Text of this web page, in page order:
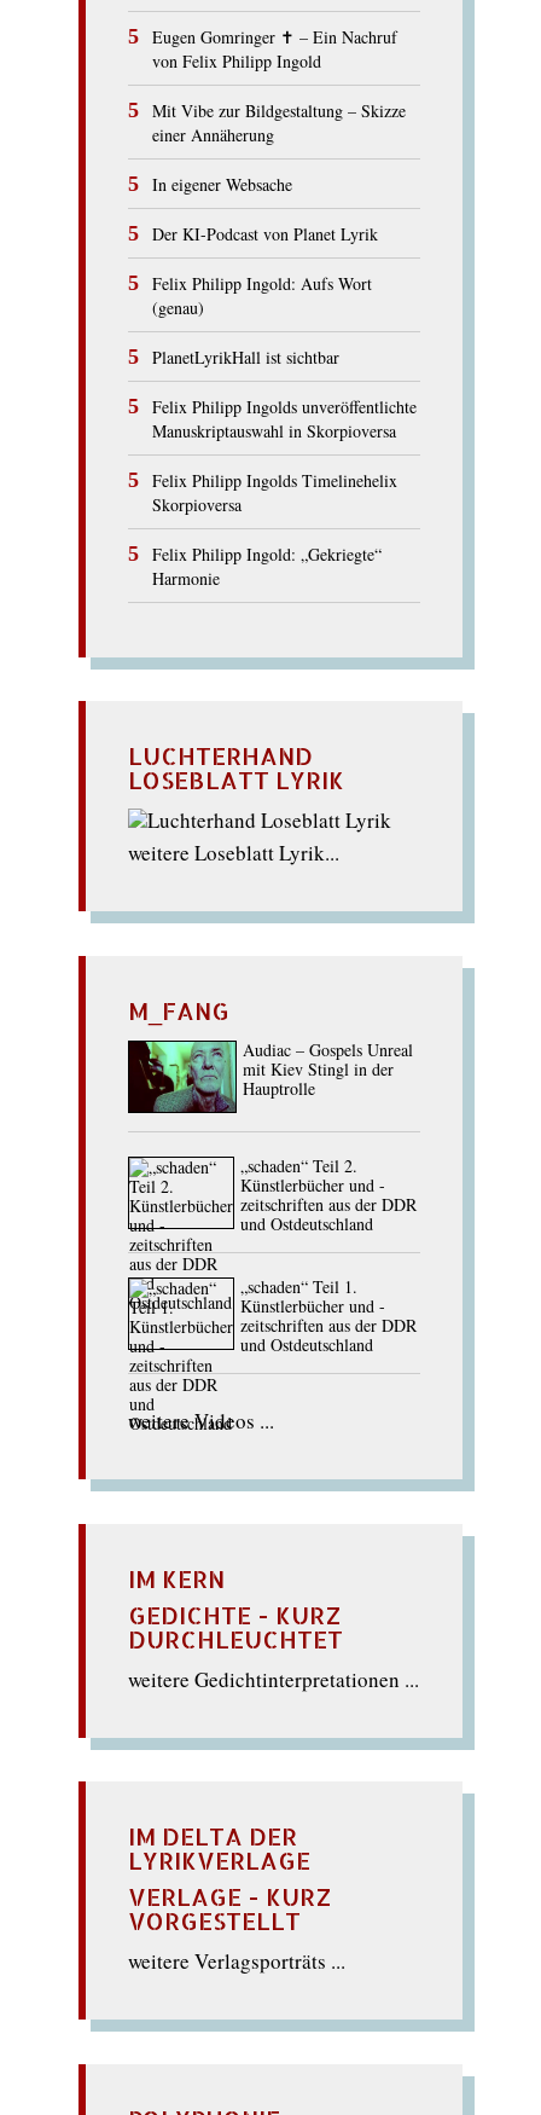
Eugen Gomringer ✝︎ – Ein Nachruf
von Felix Philipp Ingold
Mit Vibe zur Bildgestaltung – Skizze
einer Annäherung
In eigener Websache
Der KI-Podcast von Planet Lyrik
Felix Philipp Ingold: Aufs Wort
(genau)
PlanetLyrikHall ist sichtbar
Felix Philipp Ingolds unveröffentlichte
Manuskriptauswahl in Skorpioversa
Felix Philipp Ingolds Timelinehelix
Skorpioversa
Felix Philipp Ingold: „Gekriegte“
Harmonie
LUCHTERHAND
LOSEBLATT LYRIK
weitere Loseblatt Lyrik...
M_FANG
Audiac – Gospels Unreal
mit Kiev Stingl in der
Hauptrolle
„schaden“ Teil 2.
Künstlerbücher und -
zeitschriften aus der DDR
und Ostdeutschland
„schaden“ Teil 1.
Künstlerbücher und -
zeitschriften aus der DDR
und Ostdeutschland
weitere Videos ...
IM KERN
GEDICHTE - KURZ
DURCHLEUCHTET
weitere Gedichtinterpretationen ...
IM DELTA DER
LYRIKVERLAGE
VERLAGE - KURZ
VORGESTELLT
weitere Verlagsporträts ...